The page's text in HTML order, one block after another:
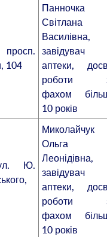
104
Панночка
Світлана
Василівна,
завідувач
аптеки,
роботи
фахом
10 років
Ю.
Миколайчук
Ольга
Леонідівна,
завідувач
аптеки,
роботи
фахом
10 років